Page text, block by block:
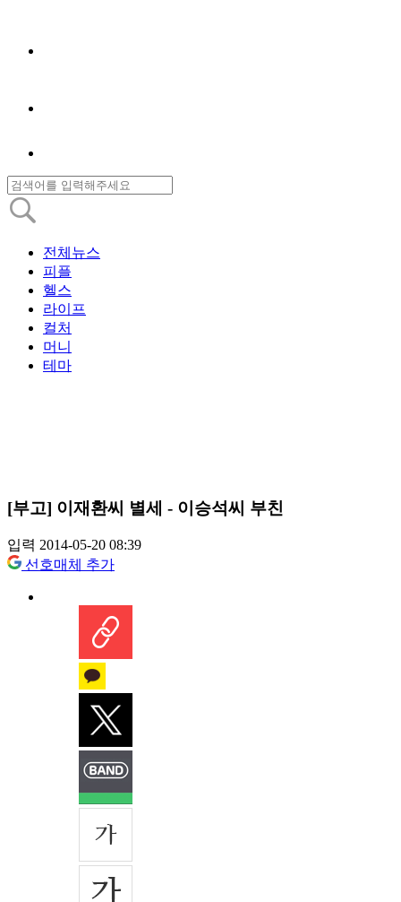
전체뉴스
피플
헬스
라이프
컬처
머니
테마
[부고] 이재환씨 별세 - 이승석씨 부친
입력 2014-05-20 08:39
선호매체 추가